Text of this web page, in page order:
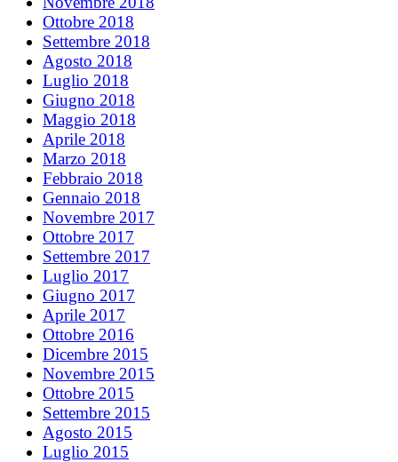
Ottobre 2018
Settembre 2018
Agosto 2018
Luglio 2018
Giugno 2018
Maggio 2018
Aprile 2018
Marzo 2018
Febbraio 2018
Gennaio 2018
Novembre 2017
Ottobre 2017
Settembre 2017
Luglio 2017
Giugno 2017
Aprile 2017
Ottobre 2016
Dicembre 2015
Novembre 2015
Ottobre 2015
Settembre 2015
Agosto 2015
Luglio 2015